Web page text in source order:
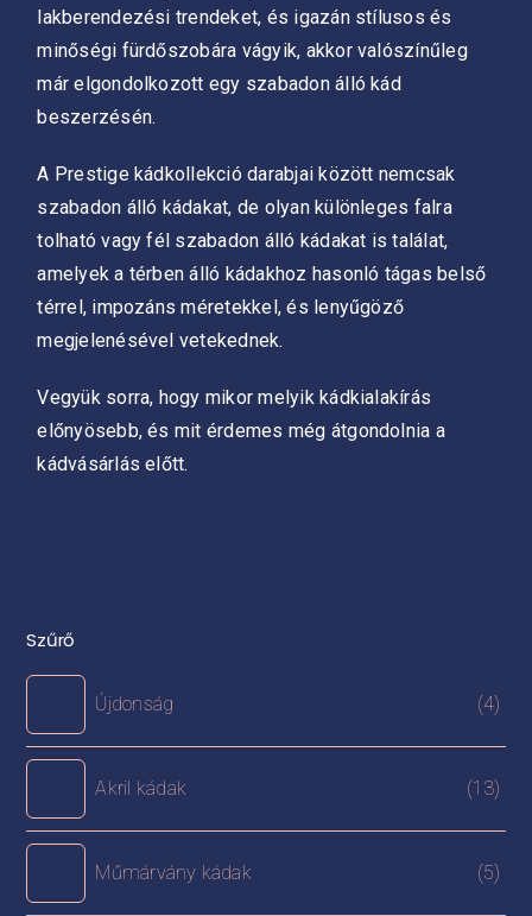
lakberendezési trendeket, és igazán stílusos és
minőségi fürdőszobára vágyik, akkor valószínűleg
már elgondolkozott egy szabadon álló kád
beszerzésén.
A Prestige kádkollekció darabjai között nemcsak
szabadon álló kádakat, de olyan különleges falra
tolható vagy fél szabadon álló kádakat is találat,
amelyek a térben álló kádakhoz hasonló tágas belső
térrel, impozáns méretekkel, és lenyűgöző
megjelenésével vetekednek.
Vegyük sorra, hogy mikor melyik kádkialakírás
előnyösebb, és mit érdemes még átgondolnia a
kádvásárlás előtt.
Szűrő
Újdonság (4)
Akril kádak (13)
Műmárvány kádak (5)